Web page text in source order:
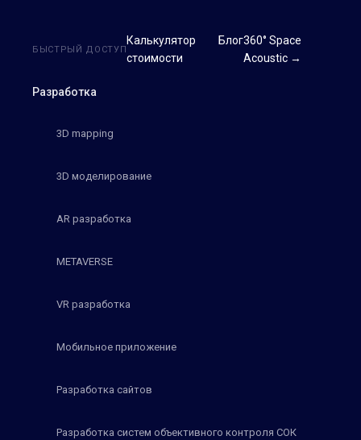
Разработка
3D mapping
3D моделирование
AR разработка
METAVERSE
VR разработка
Мобильное приложение
Разработка сайтов
Разработка систем объективного контроля СОК
БЫСТРЫЙ ДОСТУП
Калькулятор
стоимости
Блог360° Space
Acoustic →